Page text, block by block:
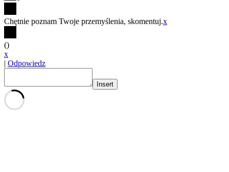
Chętnie poznam Twoje przemyślenia, skomentuj.x
()
x
| Odpowiedz
Insert